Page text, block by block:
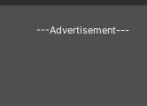
---Advertisement---